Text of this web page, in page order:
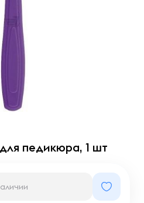
педикюра, 1 шт